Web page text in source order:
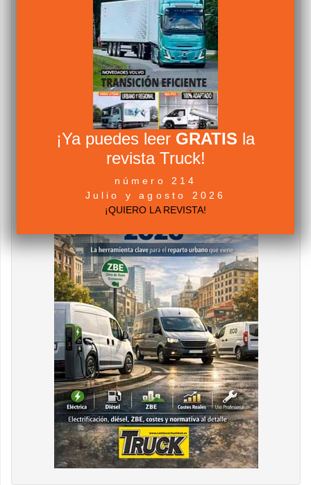
¡Ya puedes leer GRATIS la
revista Truck!
número 214
Julio y agosto 2026
¡QUIERO LA REVISTA!